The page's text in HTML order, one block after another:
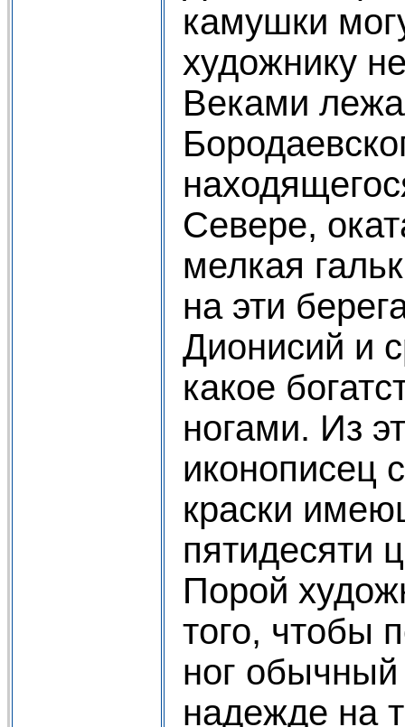
камушки
художнику
Веками
Севере,
мелкая
на эти
Дионисий и
какое
ногами. Из
иконописец
краски
пятидесяти
Порой
того, чтобы
ног обычный
надежде на